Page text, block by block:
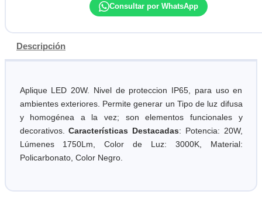
Consultar por WhatsApp
Descripción
Aplique LED 20W. Nivel de proteccion IP65, para uso en
ambientes exteriores. Permite generar un Tipo de luz difusa
y homogénea a la vez; son elementos funcionales y
decorativos.Características Destacadas: Potencia: 20W,
Lúmenes 1750Lm, Color de Luz: 3000K, Material:
Policarbonato, Color Negro.